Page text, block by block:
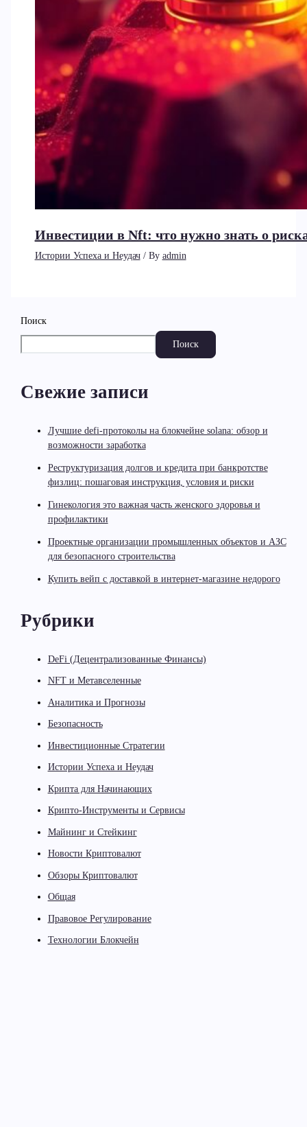
Инвестиции в Nft: что нужно знать о
Истории Успеха и Неудач/ By admin
Поиск
Поиск
Свежие записи
Лучшие defi-протоколы на блокчейне solana: обзор и
возможности заработка
Реструктуризация долгов и кредита при банкротстве
физлиц: пошаговая инструкция, условия и риски
Гинекология это важная часть женского здоровья и
профилактики
Проектные организации промышленных объектов и АЗС
для безопасного строительства
Купить вейп с доставкой в интернет-магазине недорого
Рубрики
DeFi (Децентрализованные Финансы)
NFT и Метавселенные
Аналитика и Прогнозы
Безопасность
Инвестиционные Стратегии
Истории Успеха и Неудач
Крипта для Начинающих
Крипто-Инструменты и Сервисы
Майнинг и Стейкинг
Новости Криптовалют
Обзоры Криптовалют
Общая
Правовое Регулирование
Технологии Блокчейн